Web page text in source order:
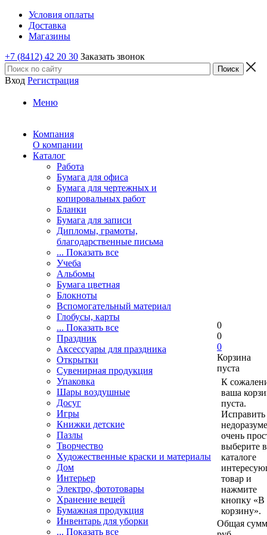
Условия оплаты
Доставка
Магазины
+7 (8412) 42 20 30 Заказать звонок
Вход Регистрация
Меню
Компания
О компании
Каталог
Работа
Бумага для офиса
Бумага для чертежных и
копировальных работ
Бланки
Бумага для записи
Дипломы, грамоты,
благодарственные письма
... Показать все
Учеба
Альбомы
Бумага цветная
Блокноты
Вспомогательный материал
Глобусы, карты
... Показать все
Праздник
Аксессуары для праздника
Открытки
Сувенирная продукция
Упаковка
Шары воздушные
Досуг
Игры
Книжки детские
Пазлы
Творчество
Художественные краски и материалы
Дом
Интерьер
Электро, фототовары
Хранение вещей
Бумажная продукция
Инвентарь для уборки
... Показать все
0
0
0
Корзина
пуста
К
ваша
пуста.
Исправить
очень
выберите в
каталоге
товар и
нажмите
кнопку «В
корзину».
Общая